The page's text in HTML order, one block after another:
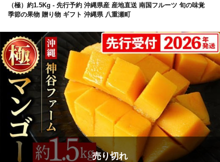
（極）約1.5Kg - 先行予約 沖縄県産 産地直送 南国フルーツ 旬の味覚
季節の果物 贈り物 ギフト 沖縄県 八重瀬町
売り切れ